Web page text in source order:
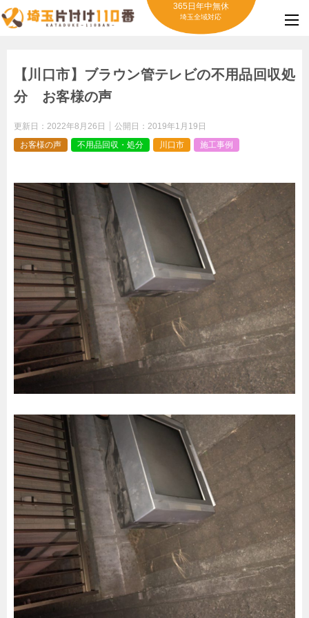
365日年中無休
埼玉全域対応
【川口市】ブラウン管テレビの不用品回収処
分 お客様の声
更新日： 2022年8月26日 公開日： 2019年1月19日
お客様の声
不用品回収・処分 川口市 施工事例